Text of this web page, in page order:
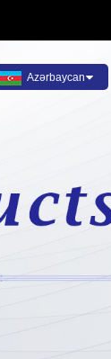
Azərbaycan